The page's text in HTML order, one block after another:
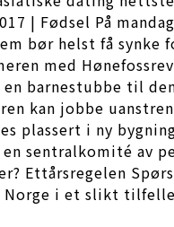
| Fødsel På
bør helst få
med
barnestubbe til
kan jobbe
plassert i ny
sentralkomité
Ettårsregelen
i et slikt